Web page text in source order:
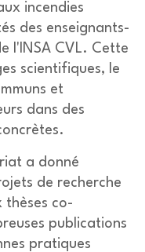
incendies
des enseignants-
l'INSA CVL. Cette
scientifiques, le
et
dans des
a donné
de recherche
thèses co-
publications
pratiques